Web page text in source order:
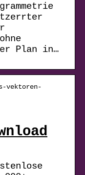
Plan in…
vektoren-